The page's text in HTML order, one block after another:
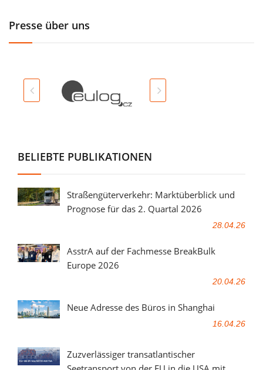
Presse über uns
BELIEBTE PUBLIKATIONEN
Straßengüterverkehr: Marktüberblick und
Prognose für das 2. Quartal 2026
28.04.26
AsstrA auf der Fachmesse BreakBulk
Europe 2026
20.04.26
Neue Adresse des Büros in Shanghai
16.04.26
Zuzverlässiger transatlantischer